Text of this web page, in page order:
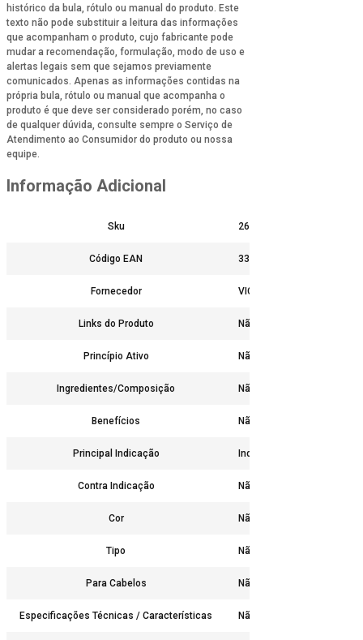
histórico da bula, rótulo ou manual do produto. Este
texto não pode substituir a leitura das informações
que acompanham o produto, cujo fabricante pode
mudar a recomendação, formulação, modo de uso e
alertas legais sem que sejamos previamente
comunicados. Apenas as informações contidas na
própria bula, rótulo ou manual que acompanha o
produto é que deve ser considerado porém, no caso
de qualquer dúvida, consulte sempre o Serviço de
Atendimento ao Consumidor do produto ou nossa
equipe.
Informação Adicional
Sku 26547
Código EAN 3337875543248
Fornecedor VICHY
Links do Produto Não
Princípio Ativo Não
Ingredientes/Composição Não
Benefícios Não
Principal Indicação Indicado para todas as
Contra Indicação Não
Cor Não
Tipo Não
Para Cabelos Não
Especificações Técnicas / Características Não